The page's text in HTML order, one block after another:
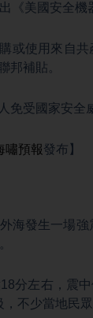
《美國安全機
或使用來自
邦補貼。
免受國家安全
嘯預報發布】
海發生一場
分左右，震
不少當地民